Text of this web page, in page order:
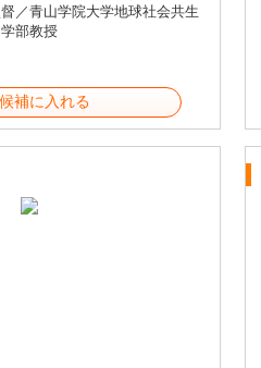
／青山学院大学地球社会共生
学部教授
補に入れる